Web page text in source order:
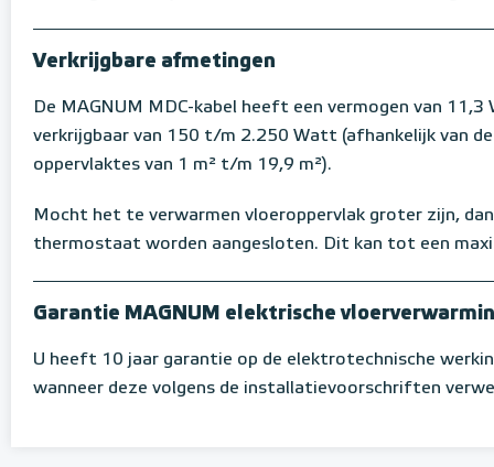
Verkrijgbare afmetingen
De MAGNUM MDC-kabel heeft een vermogen van
verkrijgbaar van 150 t/m 2.250 Watt (afhankelijk van
oppervlaktes van 1 m² t/m 19,9 m²).
Mocht het te verwarmen vloeroppervlak groter zijn,
thermostaat worden aangesloten. Dit kan tot een
Garantie MAGNUM elektrische
U heeft 10 jaar garantie op de elektrotechnische
wanneer deze volgens de installatievoorschriften